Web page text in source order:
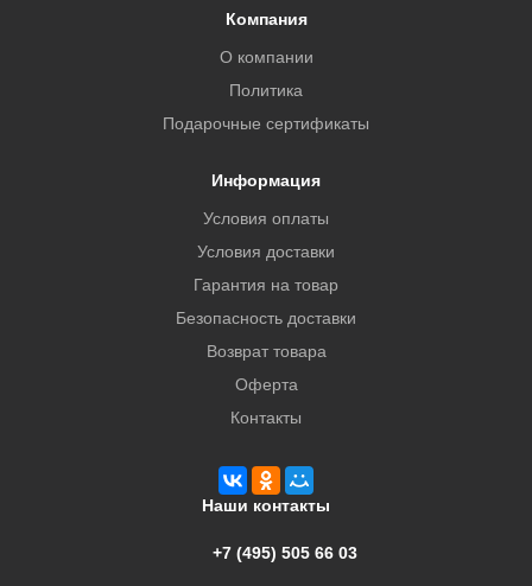
Компания
О компании
Политика
Подарочные сертификаты
Информация
Условия оплаты
Условия доставки
Гарантия на товар
Безопасность доставки
Возврат товара
Оферта
Контакты
Наши контакты
+7 (495) 505 66 03